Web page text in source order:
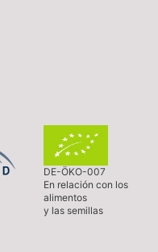
DE-ÖKO-007
En relación con los
alimentos
y las semillas